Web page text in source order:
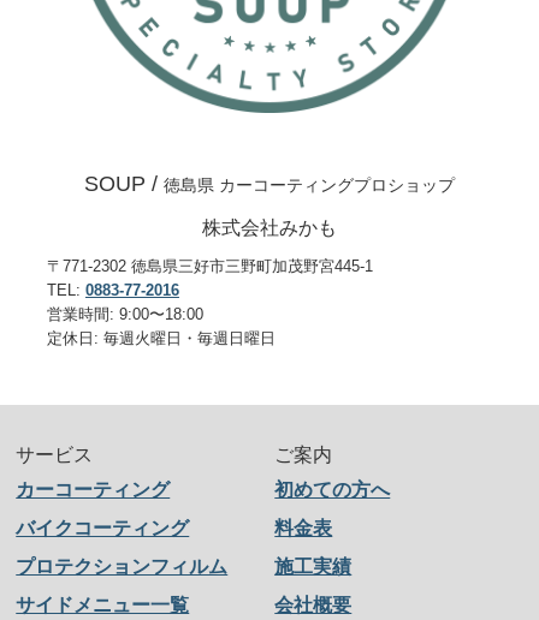
SOUP / 徳島県 カーコーティングプロショップ
株式会社みかも
〒771-2302 徳島県三好市三野町加茂野宮445-1
TEL: 0883-77-2016
営業時間: 9:00〜18:00
定休日: 毎週火曜日・毎週日曜日
サービス
カーコーティング
バイクコーティング
プロテクションフィルム
サイドメニュー一覧
ご案内
初めての方へ
料金表
施工実績
会社概要